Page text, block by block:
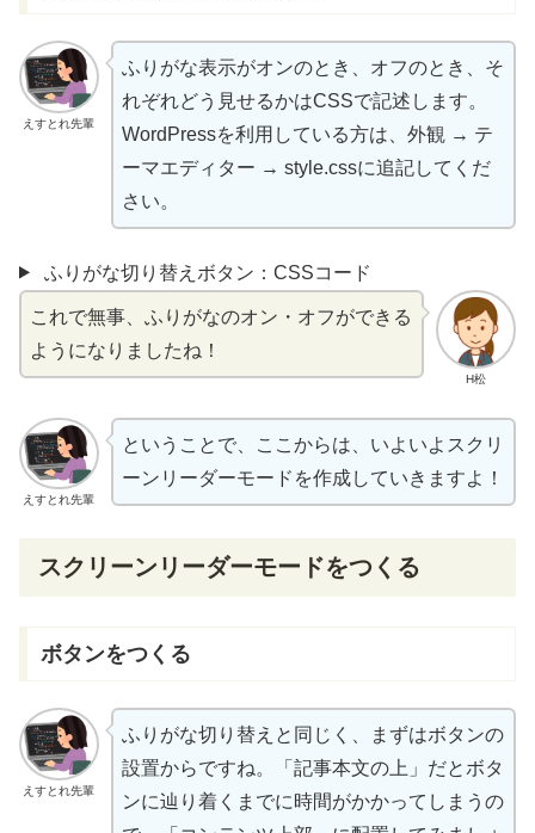
えすとれ先輩
ふりがな表示がオンのとき、オフのとき、そ
れぞれどう 見せるかはCSSで記述 します。
WordPressを利用 している方は、 外観 → テ
ーマエディター → style.cssに追記してくだ
さい。
ふりがな切り替えボタン：CSSコード
H松
これで無事 、ふりがなのオン・オフができる
ようになりましたね！
えすとれ先輩
ということで、ここからは、いよいよスクリ
ーンリーダーモードを作成していきますよ！
スクリーンリーダーモードをつくる
ボタンをつくる
えすとれ先輩
ふりがな切 り 替えと 同 じく、まずはボタンの
設置からですね。「 記事本文の上 」だとボタ
ンに辿 り 着くまでに時間がかかってしまうの